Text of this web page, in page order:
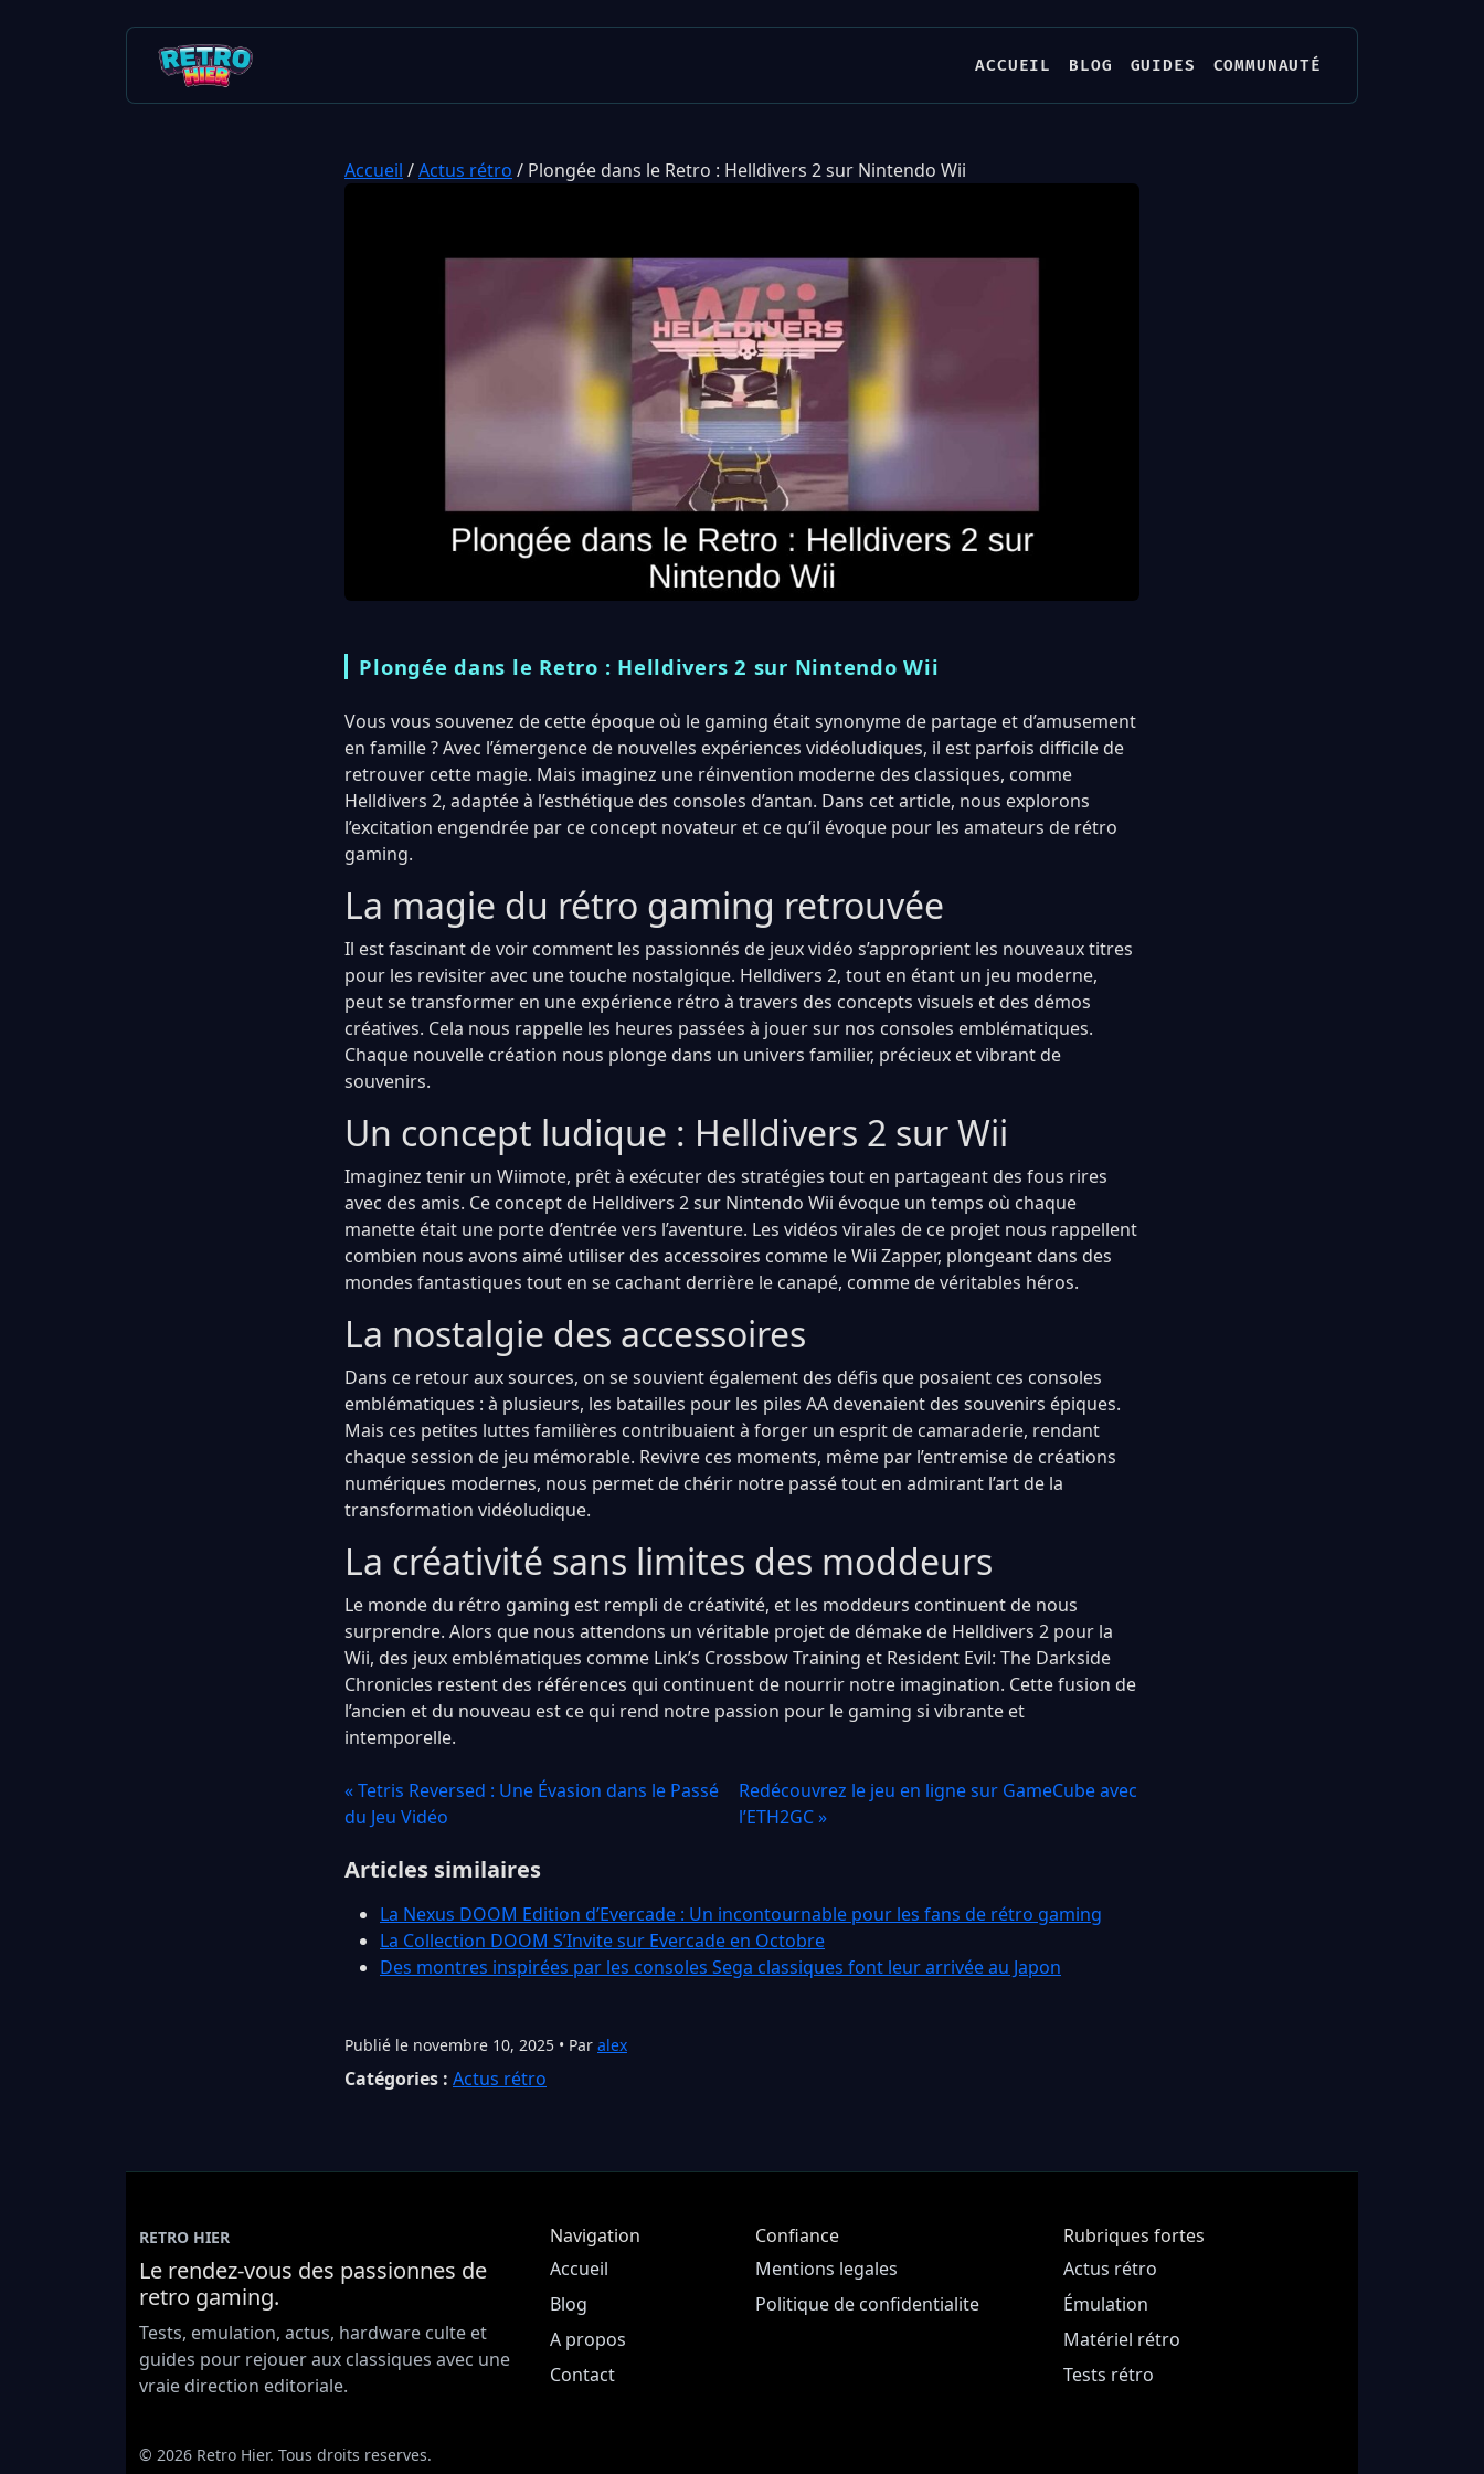
ACCUEIL BLOG GUIDES COMMUNAUTÉ
Accueil /Actus rétro / Plongée dans le Retro : Helldivers 2 sur Nintendo Wii
Plongée dans le Retro : Helldivers 2 sur Nintendo Wii
Vous vous souvenez de cette époque où le gaming était synonyme de partage et d’amusement
en famille ? Avec l’émergence de nouvelles expériences vidéoludiques, il est parfois difficile de
retrouver cette magie. Mais imaginez une réinvention moderne des classiques, comme
Helldivers 2, adaptée à l’esthétique des consoles d’antan. Dans cet article, nous explorons
l’excitation engendrée par ce concept novateur et ce qu’il évoque pour les amateurs de rétro
gaming.
La magie du rétro gaming retrouvée
Il est fascinant de voir comment les passionnés de jeux vidéo s’approprient les nouveaux titres
pour les revisiter avec une touche nostalgique. Helldivers 2, tout en étant un jeu moderne,
peut se transformer en une expérience rétro à travers des concepts visuels et des démos
créatives. Cela nous rappelle les heures passées à jouer sur nos consoles emblématiques.
Chaque nouvelle création nous plonge dans un univers familier, précieux et vibrant de
souvenirs.
Un concept ludique : Helldivers 2 sur Wii
Imaginez tenir un Wiimote, prêt à exécuter des stratégies tout en partageant des fous rires
avec des amis. Ce concept de Helldivers 2 sur Nintendo Wii évoque un temps où chaque
manette était une porte d’entrée vers l’aventure. Les vidéos virales de ce projet nous rappellent
combien nous avons aimé utiliser des accessoires comme le Wii Zapper, plongeant dans des
mondes fantastiques tout en se cachant derrière le canapé, comme de véritables héros.
La nostalgie des accessoires
Dans ce retour aux sources, on se souvient également des défis que posaient ces consoles
emblématiques : à plusieurs, les batailles pour les piles AA devenaient des souvenirs épiques.
Mais ces petites luttes familières contribuaient à forger un esprit de camaraderie, rendant
chaque session de jeu mémorable. Revivre ces moments, même par l’entremise de créations
numériques modernes, nous permet de chérir notre passé tout en admirant l’art de la
transformation vidéoludique.
La créativité sans limites des moddeurs
Le monde du rétro gaming est rempli de créativité, et les moddeurs continuent de nous
surprendre. Alors que nous attendons un véritable projet de démake de Helldivers 2 pour la
Wii, des jeux emblématiques comme Link’s Crossbow Training et Resident Evil: The Darkside
Chronicles restent des références qui continuent de nourrir notre imagination. Cette fusion de
l’ancien et du nouveau est ce qui rend notre passion pour le gaming si vibrante et
intemporelle.
« Tetris Reversed : Une Évasion dans le Passé
du Jeu Vidéo
Redécouvrez le jeu en ligne sur GameCube avec
l’ETH2GC »
Articles similaires
La Nexus DOOM Edition d’Evercade : Un incontournable pour les fans de rétro gaming
La Collection DOOM S’Invite sur Evercade en Octobre
Des montres inspirées par les consoles Sega classiques font leur arrivée au Japon
Publié le novembre 10, 2025 • Par alex
Catégories : Actus rétro
RETRO HIER
Le rendez-vous des passionnes de
retro gaming.
Tests, emulation, actus, hardware culte et
guides pour rejouer aux classiques avec une
vraie direction editoriale.
Navigation
Accueil
Blog
A propos
Contact
Confiance
Mentions legales
Politique de confidentialite
Rubriques fortes
Actus rétro
Émulation
Matériel rétro
Tests rétro
© 2026 Retro Hier. Tous droits reserves.